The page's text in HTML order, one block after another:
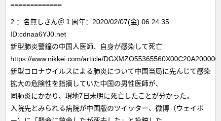
=============
2 ：名無しさん＠１周年：2020/02/07(金) 06:24:35
ID:cdnaa6YJ0.net
新型肺炎警鐘の中国人医師、自身が感染して死亡
https://www.nikkei.com/article/
新型コロナウイルスによる肺炎について中国当局に先んじて感染
拡大の危険性を指摘していた中国の男性医師が、
同肺炎にかかり、現地7日未明に死亡したことが分かった。
入院先とみられる病院が中国版のツイッター、微博（ウェイボ